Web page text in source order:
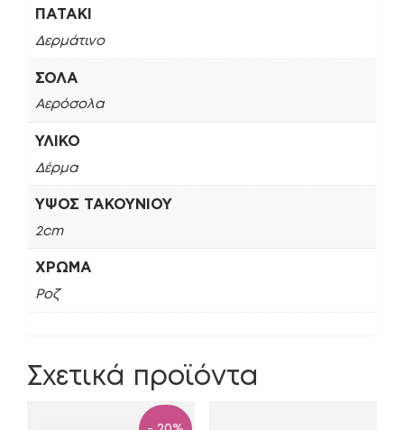
ΠΑΤΆΚΙ
Δερμάτινο
ΣΌΛΑ
Αερόσολα
ΥΛΙΚΌ
Δέρμα
ΎΨΟΣ ΤΑΚΟΥΝΙΟΎ
2cm
ΧΡΏΜΑ
Ροζ
Σχετικά προϊόντα